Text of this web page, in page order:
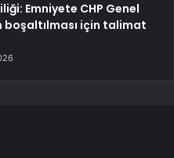
Emniyete CHP Genel
boşaltılması için talimat